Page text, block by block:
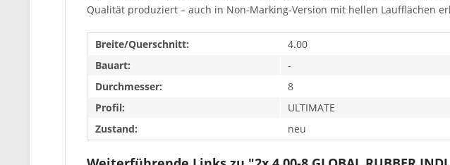
Qualität produziert – auch in Non-Marking-Version mit hellen Laufflächen
Breite/Querschnitt:
4.00
Bauart:
-
Durchmesser:
8
Profil:
ULTIMATE
Zustand:
neu